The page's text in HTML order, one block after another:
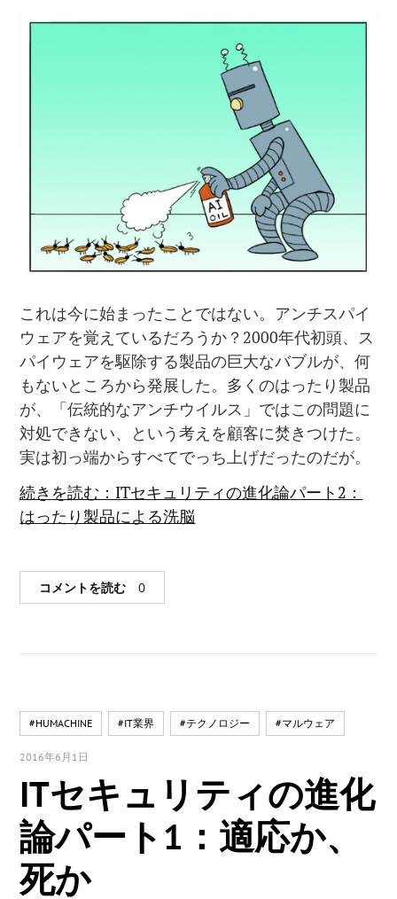
これは今に始まったことではない。アンチスパイ
ウェアを覚えているだろうか？2000年代初頭、ス
パイウェアを駆除する製品の巨大なバブルが、何
もないところから発展した。多くのはったり製品
が、「伝統的なアンチウイルス」ではこの問題に
対処できない、という考えを顧客に焚きつけた。
実は初っ端からすべてでっち上げだったのだが。
続きを読む：ITセキュリティの進化論パート2：
はったり製品による洗脳
コメントを読む 0
#HUMACHINE #IT業界 #テクノロジー #マルウェア
2016年6月1日
ITセキュリティの進化
論パート1：適応か、
死か